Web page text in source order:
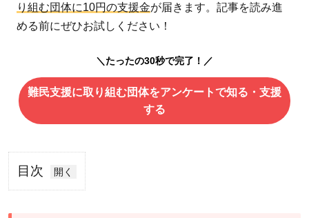
り組む団体に10円の支援金が届きます。記事を読み進
める前にぜひお試しください！
＼たったの30秒で完了！／
難民支援に取り組む団体をアンケートで知る・支援
する
目次
1